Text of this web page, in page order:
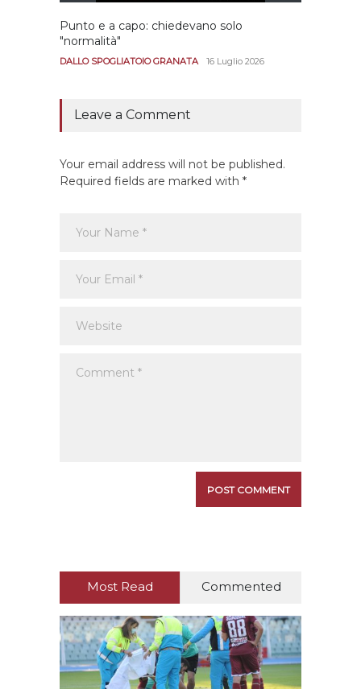
Punto e a capo: chiedevano solo
"normalità"
DALLO SPOGLIATOIO GRANATA 16 Luglio 2026
Leave a Comment
Your email address will not be published.
Required fields are marked with *
Most Read Commented